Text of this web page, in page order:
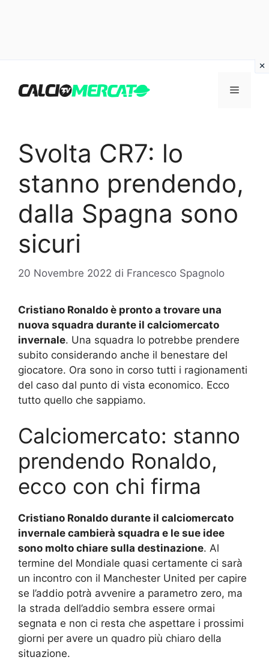
contenuto
Menu
Svolta CR7: lo
stanno prendendo,
dalla Spagna sono
sicuri
20 Novembre 2022 di Francesco Spagnolo
Cristiano Ronaldo è pronto a trovare una
nuova squadra durante il calciomercato
invernale. Una squadra lo potrebbe prendere
subito considerando anche il benestare del
giocatore. Ora sono in corso tutti i ragionamenti
del caso dal punto di vista economico. Ecco
tutto quello che sappiamo.
Calciomercato: stanno
prendendo Ronaldo,
ecco con chi firma
Cristiano Ronaldo durante il calciomercato
invernale cambierà squadra e le sue idee
sono molto chiare sulla destinazione. Al
termine del Mondiale quasi certamente ci sarà
un incontro con il Manchester United per capire
se l’addio potrà avvenire a parametro zero, ma
la strada dell’addio sembra essere ormai
segnata e non ci resta che aspettare i prossimi
giorni per avere un quadro più chiaro della
situazione.